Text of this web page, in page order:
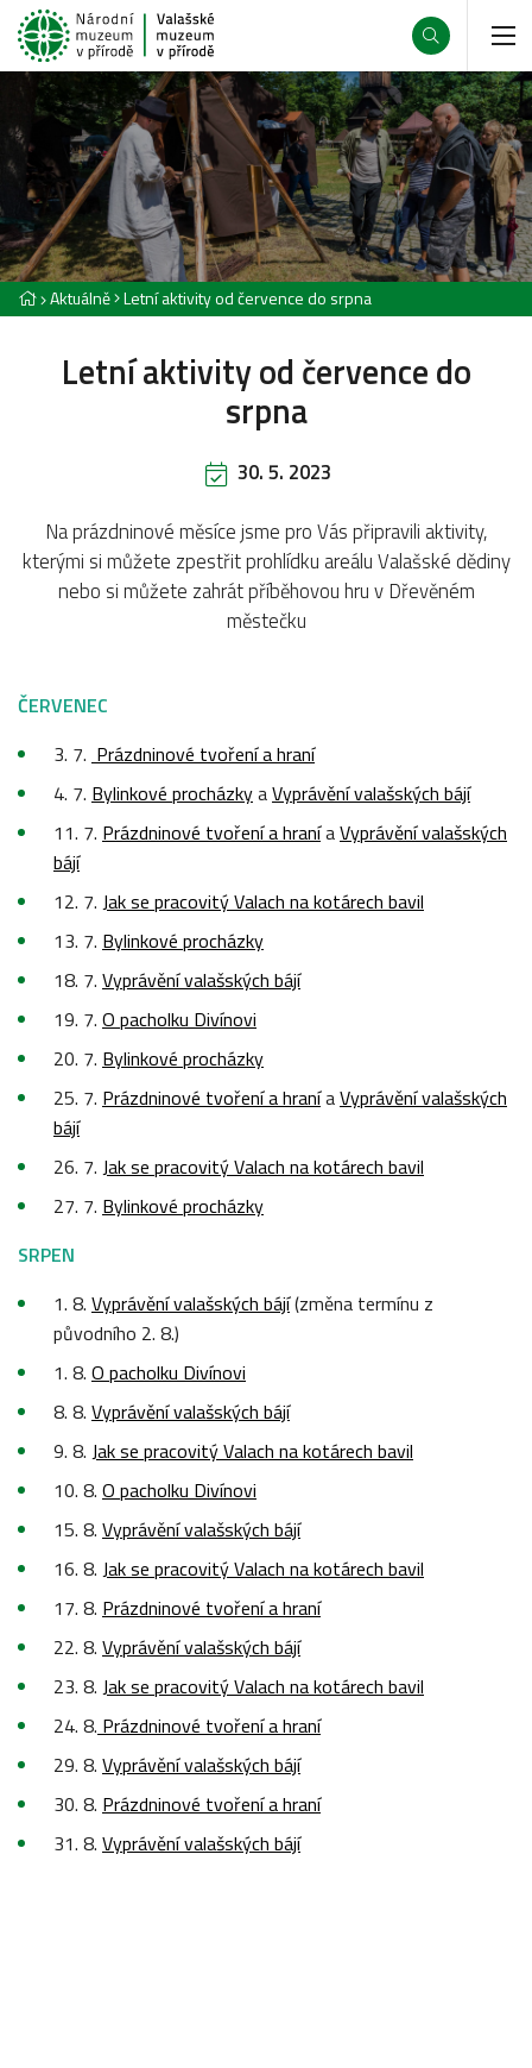
Aktuálně Letní aktivity od července do srpna
Letní aktivity od července do
srpna
30. 5. 2023
Na prázdninové měsíce jsme pro Vás připravili aktivity,
kterými si můžete zpestřit prohlídku areálu Valašské dědiny
nebo si můžete zahrát příběhovou hru v Dřevěném
městečku
ČERVENEC
3. 7. Prázdninové tvoření a hraní
4. 7. Bylinkové procházkyaVyprávění valašských bájí
11. 7. Prázdninové tvoření a hraníaVyprávění valašských
bájí
12. 7. Jak se pracovitý Valach na kotárech bavil
13. 7. Bylinkové procházky
18. 7. Vyprávění valašských bájí
19. 7. O pacholku Divínovi
20. 7. Bylinkové procházky
25. 7. Prázdninové tvoření a hraníaVyprávění valašských
bájí
26. 7. Jak se pracovitý Valach na kotárech bavil
27. 7. Bylinkové procházky
SRPEN
1. 8. Vyprávění valašských bájí(změna termínu z
původního 2. 8.)
1. 8. O pacholku Divínovi
8. 8. Vyprávění valašských bájí
9. 8. Jak se pracovitý Valach na kotárech bavil
10. 8. O pacholku Divínovi
15. 8. Vyprávění valašských bájí
16. 8. Jak se pracovitý Valach na kotárech bavil
17. 8. Prázdninové tvoření a hraní
22. 8. Vyprávění valašských bájí
23. 8. Jak se pracovitý Valach na kotárech bavil
24. 8. Prázdninové tvoření a hraní
29. 8. Vyprávění valašských bájí
30. 8. Prázdninové tvoření a hraní
31. 8. Vyprávění valašských bájí